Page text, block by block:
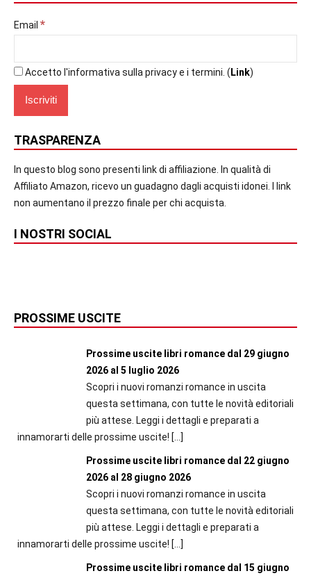
Email *
Accetto l'informativa sulla privacy e i termini. ( Link)
TRASPARENZA
In questo blog sono presenti link di affiliazione. In qualità di
Affiliato Amazon, ricevo un guadagno dagli acquisti idonei. I link
non aumentano il prezzo finale per chi acquista.
I NOSTRI SOCIAL
PROSSIME USCITE
Prossime uscite libri romance dal 29 giugno
2026 al 5 luglio 2026
Scopri i nuovi romanzi romance in uscita
questa settimana, con tutte le novità editoriali
più attese. Leggi i dettagli e preparati a
innamorarti delle prossime uscite! […]
Prossime uscite libri romance dal 22 giugno
2026 al 28 giugno 2026
Scopri i nuovi romanzi romance in uscita
questa settimana, con tutte le novità editoriali
più attese. Leggi i dettagli e preparati a
innamorarti delle prossime uscite! […]
Prossime uscite libri romance dal 15 giugno